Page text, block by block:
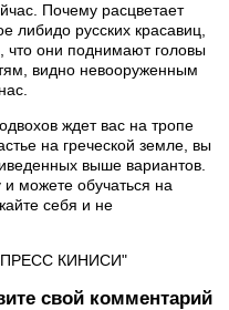
Почему расцветает
либидо русских красавиц,
что они поднимают головы
видно невооруженным
ждет вас на тропе
на греческой земле, вы
выше вариантов.
можете обучаться на
себя и не
КИНИСИ"
свой комментарий